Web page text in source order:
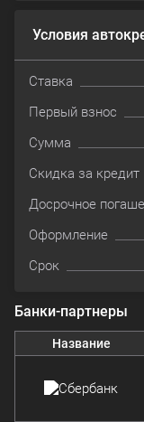
Условия
Ставка
Первый взнос
Сумма
Скидка за кредит
Досрочное
Оформление
Срок
Банки-партнеры
Название